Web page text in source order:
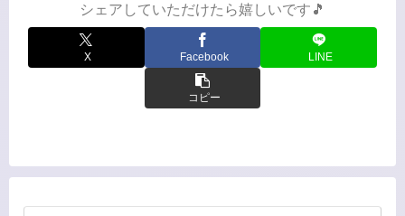
シェアしていただけたら嬉しいです🎵
X Facebook LINE
コピー